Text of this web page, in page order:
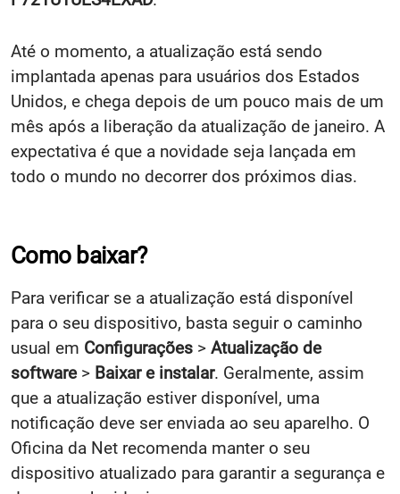
Até o momento, a atualização está sendo
implantada apenas para usuários dos Estados
Unidos, e chega depois de um pouco mais de um
mês após a liberação da atualização de janeiro. A
expectativa é que a novidade seja lançada em
todo o mundo no decorrer dos próximos dias.
Como baixar?
Para verificar se a atualização está disponível
para o seu dispositivo, basta seguir o caminho
usual em Configurações > Atualização de
software> Baixar e instalar. Geralmente, assim
que a atualização estiver disponível, uma
notificação deve ser enviada ao seu aparelho. O
Oficina da Net recomenda manter o seu
dispositivo atualizado para garantir a segurança e